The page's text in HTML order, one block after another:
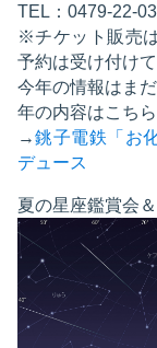
TEL：0479-22-
※チケット販売
予約は受け付けて
今年の情報はま
年の内容はこち
→銚子電鉄「お
デュース
夏の星座鑑賞会